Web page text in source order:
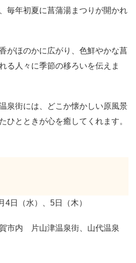
毎年初夏に菖蒲湯まつりが開かれ
がほのかに広がり、色鮮やかな菖
る人々に季節の移ろいを伝えま
泉街には、どこか懐かしい原風景
ひとときが心を癒してくれます。
4日（水）、5日（木）
市内 片山津温泉街、山代温泉